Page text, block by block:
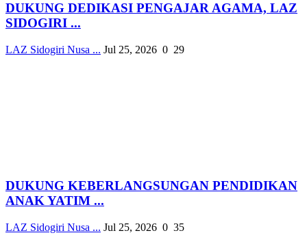
DUKUNG DEDIKASI PENGAJAR AGAMA, LAZ
SIDOGIRI ...
LAZ Sidogiri Nusa ... Jul 25, 2026 0 29
DUKUNG KEBERLANGSUNGAN PENDIDIKAN
ANAK YATIM ...
LAZ Sidogiri Nusa ... Jul 25, 2026 0 35